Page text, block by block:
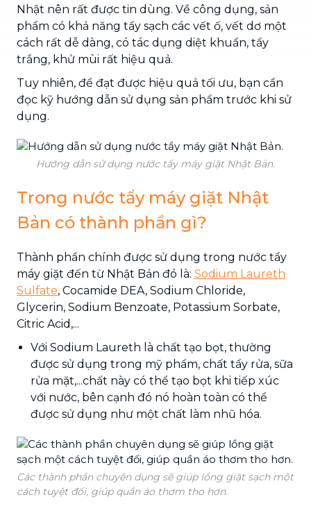
Nhật nên rất được tin dùng. Về công dụng, sản
phẩm có khả năng tẩy sạch các vết ố, vết dơ một
cách rất dễ dàng, có tác dụng diệt khuẩn, tẩy
trắng, khử mùi rất hiệu quả.
Tuy nhiên, để đạt được hiệu quả tối ưu, bạn cần
đọc kỹ hướng dẫn sử dụng sản phẩm trước khi sử
dụng.
Hướng dẫn sử dụng nước tẩy máy giặt Nhật Bản.
Trong nước tẩy máy giặt Nhật
Bản có thành phần gì?
Thành phần chính được sử dụng trong nước tẩy
máy giặt đến từ Nhật Bản đó là: Sodium Laureth
Sulfate, Cocamide DEA, Sodium Chloride,
Glycerin, Sodium Benzoate, Potassium Sorbate,
Citric Acid,...
Với Sodium Laureth là chất tạo bọt, thường
được sử dụng trong mỹ phẩm, chất tẩy rửa, sữa
rửa mặt,...chất này có thể tạo bọt khi tiếp xúc
với nước, bên cạnh đó nó hoàn toàn có thể
được sử dụng như một chất làm nhũ hóa.
Các thành phần chuyên dụng sẽ giúp lồng giặt sạch một
cách tuyệt đối, giúp quần áo thơm tho hơn.